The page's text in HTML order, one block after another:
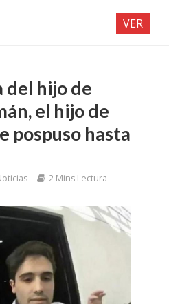
del hijo de
el hijo de
pospuso hasta
2 Mins Lectura
VER